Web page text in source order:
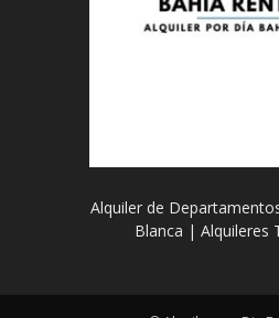
Alquiler de
Blanca | Alquileres